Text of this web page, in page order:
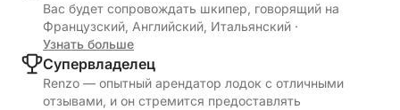
Вас будет сопровождать шкипер, говорящий на
Французский, Английский, Итальянский ·
Узнать больше
Cупервладелец
Renzo — опытный арендатор лодок с отличными
отзывами, и он стремится предоставлять